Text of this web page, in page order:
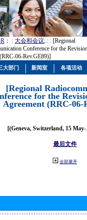
； : 大会和会议; : : [Regional
Conference for the
06-Rev.GE89)]
[Regional
for the
Agreement (RRC-06-
[(Geneva, Switzerland, 15
最后文件
全部展开
大部门 新闻室 各项活动